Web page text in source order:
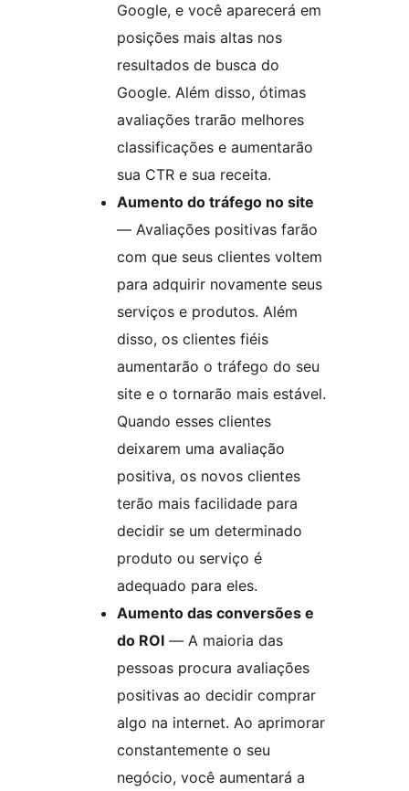
Google, e você aparecerá em
posições mais altas nos
resultados de busca do
Google. Além disso, ótimas
avaliações trarão melhores
classificações e aumentarão
sua CTR e sua receita.
Aumento do tráfego no site
— Avaliações positivas farão
com que seus clientes voltem
para adquirir novamente seus
serviços e produtos. Além
disso, os clientes fiéis
aumentarão o tráfego do seu
site e o tornarão mais estável.
Quando esses clientes
deixarem uma avaliação
positiva, os novos clientes
terão mais facilidade para
decidir se um determinado
produto ou serviço é
adequado para eles.
Aumento das conversões e
do ROI — A maioria das
pessoas procura avaliações
positivas ao decidir comprar
algo na internet. Ao aprimorar
constantemente o seu
negócio, você aumentará a